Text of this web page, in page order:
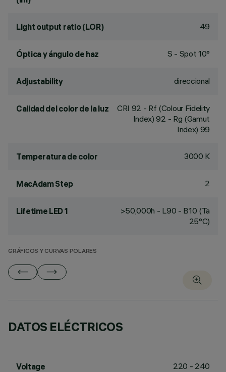
Light output ratio (LOR) 49
Óptica y ángulo de haz S - Spot 10°
Adjustability direccional
Calidad del color de la luz CRI 92 - Rf (Colour Fidelity
Index) 92 - Rg (Gamut
Index) 99
Temperatura de color 3000 K
MacAdam Step 2
Lifetime LED 1
>50,000h - L90 - B10 (Ta
25°C)
GRÁFICOS Y CURVAS POLARES
DATOS ELÉCTRICOS
Voltage 220 - 240